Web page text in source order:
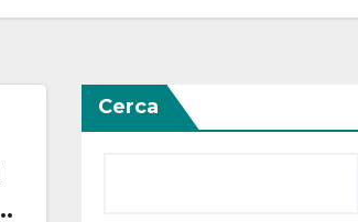
Cerca